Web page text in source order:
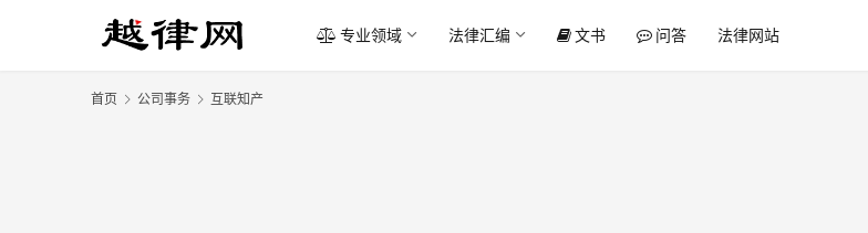
专业领域 法律汇编 文书 问答 法律网站
首页 公司事务 互联知产